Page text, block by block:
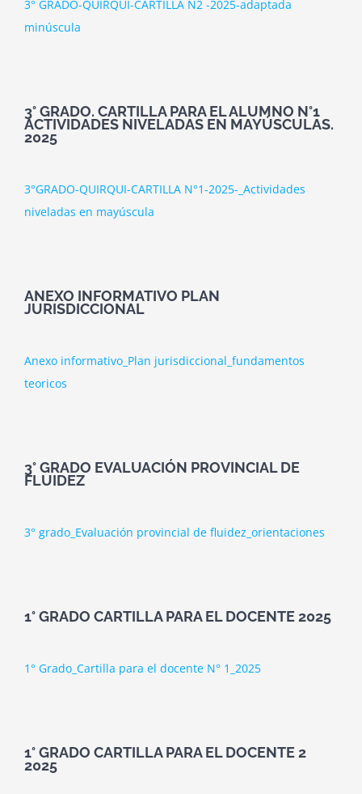
3° GRADO-QUIRQUI-CARTILLA N2 -2025-adaptada
minúscula
3° GRADO. CARTILLA PARA EL ALUMNO N°1
ACTIVIDADES NIVELADAS EN MAYÚSCULAS.
2025
3°GRADO-QUIRQUI-CARTILLA N°1-2025-_Actividades
niveladas en mayúscula
ANEXO INFORMATIVO PLAN
JURISDICCIONAL
Anexo informativo_Plan jurisdiccional_fundamentos
teoricos
3° GRADO EVALUACIÓN PROVINCIAL DE
FLUIDEZ
3° grado_Evaluación provincial de fluidez_orientaciones
1° GRADO CARTILLA PARA EL DOCENTE 2025
1° Grado_Cartilla para el docente N° 1_2025
1° GRADO CARTILLA PARA EL DOCENTE 2
2025